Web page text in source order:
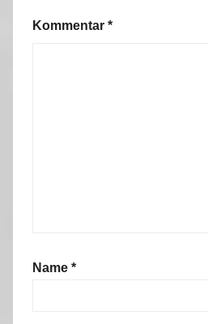
Kommentar *
Name *